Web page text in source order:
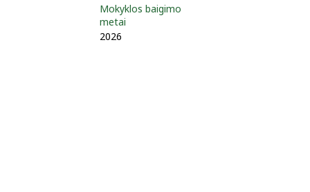
Mokyklos baigimo
metai
2026